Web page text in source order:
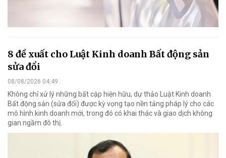
8 đề xuất cho Luật Kinh doanh Bất động sản
sửa đổi
08/08/2026 04:49
Không chỉ xử lý những bất cập hiện hữu, dự thảo Luật Kinh doanh
Bất động sản (sửa đổi) được kỳ vọng tạo nền tảng pháp lý cho các
mô hình kinh doanh mới, trong đó có khai thác và giao dịch không
gian ngầm đô thị.